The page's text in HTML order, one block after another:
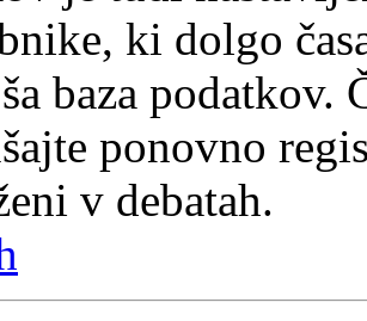
ki dolgo
baza podatkov.
ponovno
v debatah.